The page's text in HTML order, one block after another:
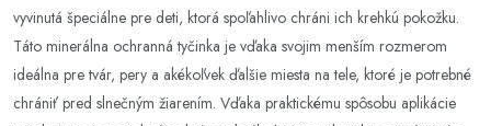
vyvinutá špeciálne pre deti, ktorá spoľahlivo chráni ich krehkú pokožku.
Táto minerálna ochranná tyčinka je vďaka svojim menším rozmerom
ideálna pre tvár, pery a akékoľvek ďalšie miesta na tele, ktoré je potrebné
chrániť pred slnečným žiarením. Vďaka praktickému spôsobu aplikácie